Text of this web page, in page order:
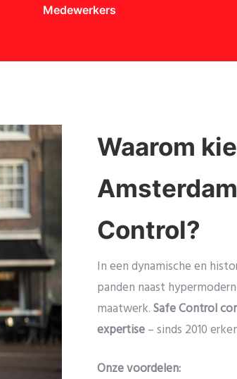
Medewerkers
Waarom
Control?
In een dynamische en
panden naast
maatwerk.Safe Control
expertise– sinds 2010
Onze voordelen: